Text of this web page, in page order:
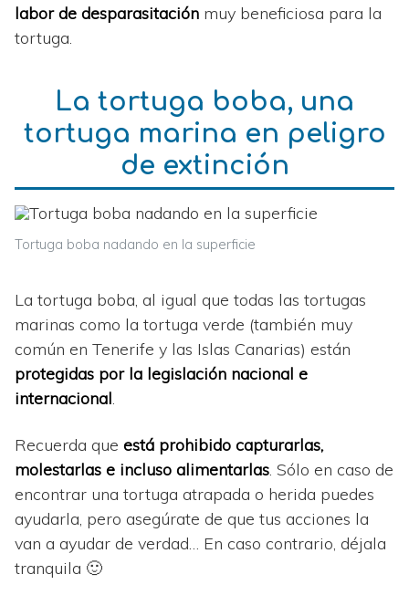
labor de desparasitación muy beneficiosa para la
tortuga.
La tortuga boba, una
tortuga marina en peligro
de extinción
Tortuga boba nadando en la superficie
La tortuga boba, al igual que todas las tortugas
marinas como la tortuga verde (también muy
común en Tenerife y las Islas Canarias) están
protegidas por la legislación nacional e
internacional.
Recuerda que está prohibido capturarlas,
molestarlas e incluso alimentarlas. Sólo en caso de
encontrar una tortuga atrapada o herida puedes
ayudarla, pero asegúrate de que tus acciones la
van a ayudar de verdad… En caso contrario, déjala
tranquila 🙂